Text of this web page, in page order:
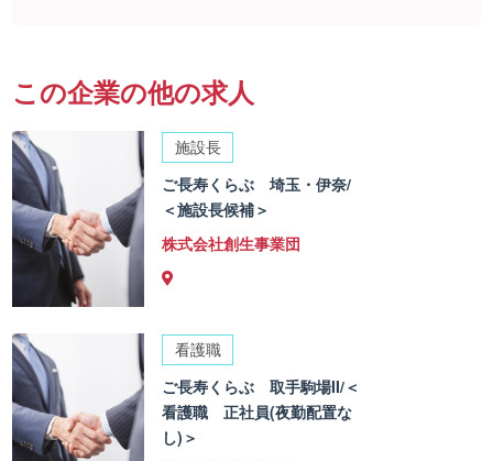
この企業の他の求人
施設長
ご長寿くらぶ 埼玉・伊奈/
＜施設長候補＞
株式会社創生事業団
看護職
ご長寿くらぶ 取手駒場II/＜
看護職 正社員(夜勤配置な
し)＞